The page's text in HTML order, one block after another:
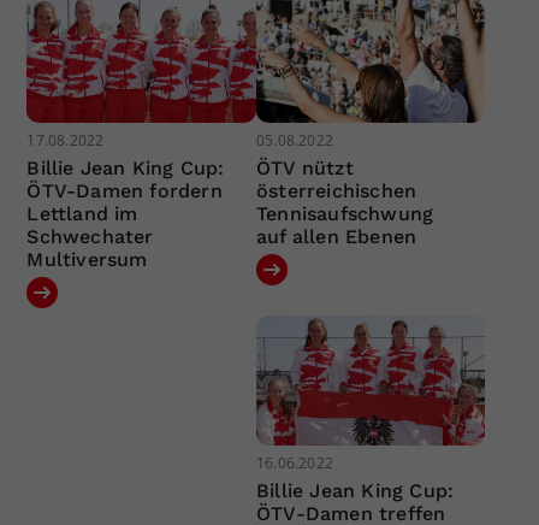
17.08.2022
Billie Jean King Cup:
ÖTV-Damen fordern
Lettland im
Schwechater
Multiversum
05.08.2022
ÖTV nützt
österreichischen
Tennisaufschwung
auf allen Ebenen
16.06.2022
Billie Jean King Cup:
ÖTV-Damen treffen